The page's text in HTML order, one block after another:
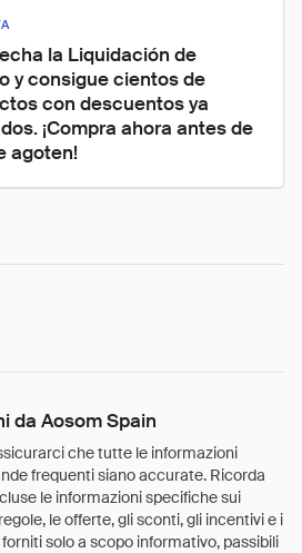
la Liquidación de
y consigue cientos de
con descuentos ya
¡Compra ahora antes de
agoten!
da Aosom Spain
che tutte le informazioni
frequenti siano accurate. Ricorda
le informazioni specifiche sui
le offerte, gli sconti, gli incentivi e i
solo a scopo informativo, passibili